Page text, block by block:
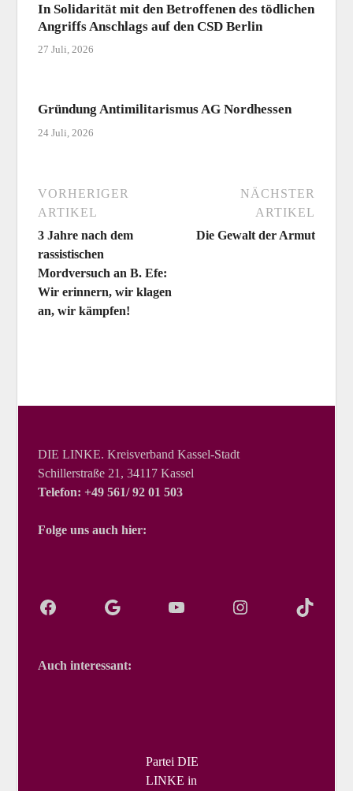
In Solidarität mit den Betroffenen des tödlichen
Angriffs Anschlags auf den CSD Berlin
27 Juli, 2026
Gründung Antimilitarismus AG Nordhessen
24 Juli, 2026
VORHERIGER
ARTIKEL
3 Jahre nach dem
rassistischen
Mordversuch an B. Efe:
Wir erinnern, wir klagen
an, wir kämpfen!
NÄCHSTER
ARTIKEL
Die Gewalt der Armut
DIE LINKE. Kreisverband Kassel-Stadt
Schillerstraße 21, 34117 Kassel
Telefon: +49 561/ 92 01 503
Folge uns auch hier:
Auch interessant:
Partei DIE
LINKE in